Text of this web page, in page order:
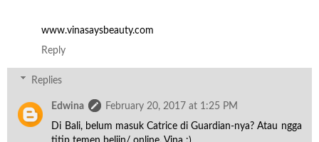
www.vinasaysbeauty.com
Reply
Replies
Edwina
February 20, 2017 at 1:25 PM
Di Bali, belum masuk Catrice di Guardian-nya? Atau ngga